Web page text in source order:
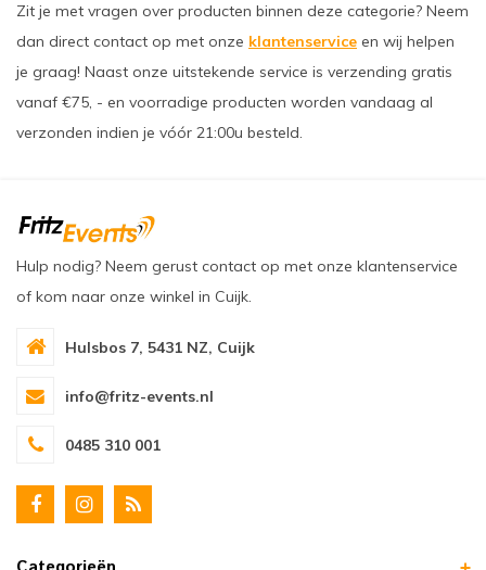
Zit je met vragen over producten binnen deze categorie? Neem
dan direct contact op met onze klantenservice en wij helpen
je graag! Naast onze uitstekende service is verzending gratis
vanaf €75, - en voorradige producten worden vandaag al
verzonden indien je vóór 21:00u besteld.
Hulp nodig? Neem gerust contact op met onze klantenservice
of kom naar onze winkel in Cuijk.
Hulsbos 7, 5431 NZ, Cuijk
info@fritz-events.nl
0485 310 001